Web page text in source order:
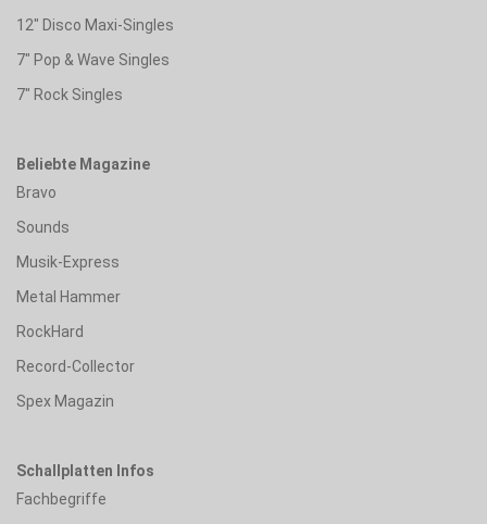
12" Disco Maxi-Singles
7" Pop & Wave Singles
7" Rock Singles
Beliebte Magazine
Bravo
Sounds
Musik-Express
Metal Hammer
RockHard
Record-Collector
Spex Magazin
Schallplatten Infos
Fachbegriffe